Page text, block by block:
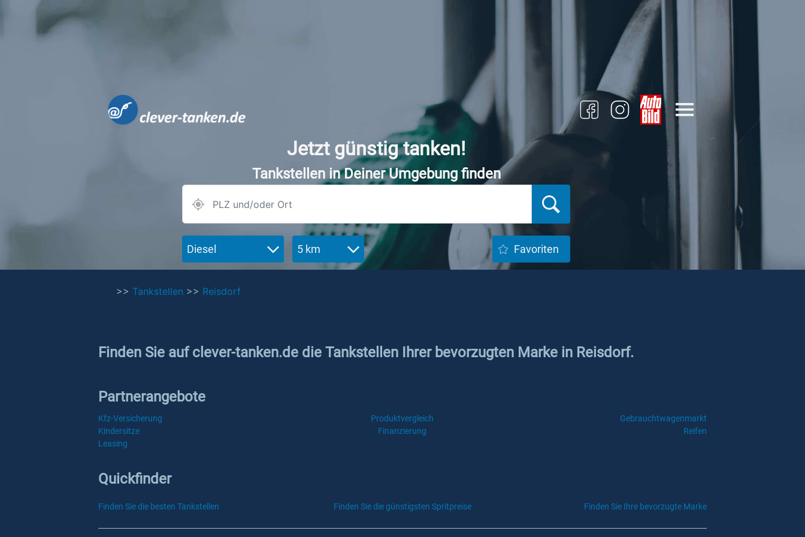
Jetzt günstig tanken!
Tankstellen in Deiner Umgebung finden
Diesel 5 km Favoriten
>> Tankstellen >> Reisdorf
Finden Sie auf clever-tanken.de die Tankstellen Ihrer bevorzugten Marke in Reisdorf.
Partnerangebote
Kfz-Versicherung Produktvergleich
Gebrauchtwagenmarkt
Kindersitze
Finanzierung
Reifen
Leasing
Quickfinder
Finden Sie die besten Tankstellen Finden Sie die günstigsten Spritpreise Finden Sie Ihre bevorzugte Marke